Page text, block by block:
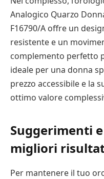
Analogico Quarzo
F16790/A offre un
resistente e un
complemento perfetto
ideale per una donna
prezzo accessibile e la
ottimo valore
Suggerimenti
migliori
Per mantenere il tuo